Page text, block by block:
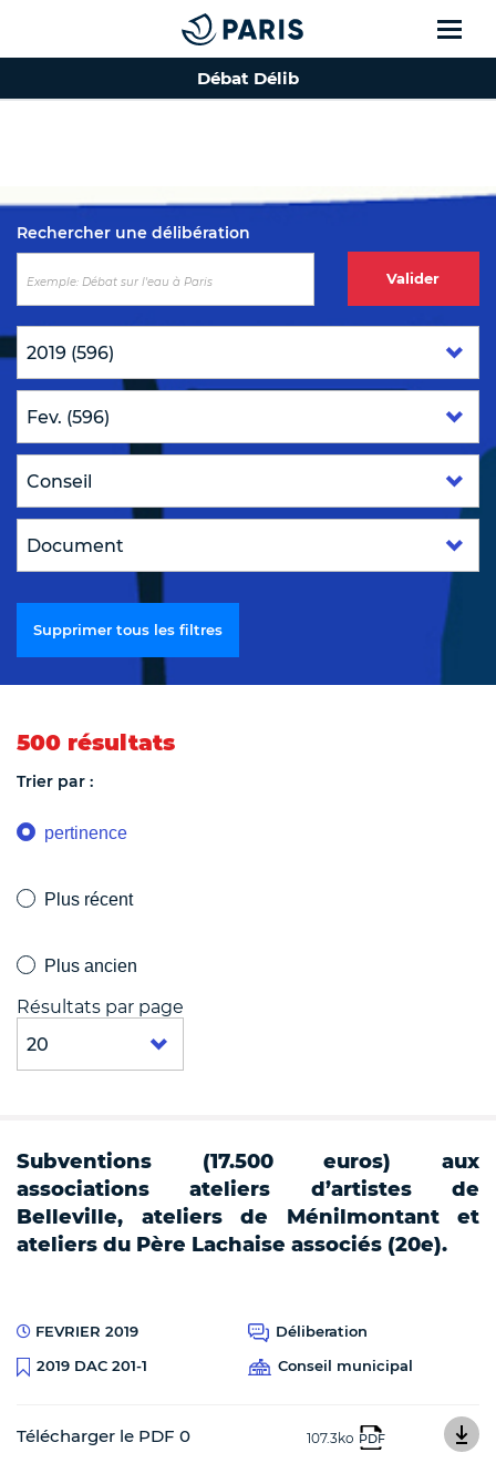
Top of the page
Débat Délib
Rechercher une délibération
Valider
Supprimer tous les filtres
500 résultats
Trier par :
pertinence
Plus récent
Plus ancien
Résultats par page
Subventions (17.500 euros) aux
associations ateliers d’artistes de
Belleville, ateliers de Ménilmontant et
ateliers du Père Lachaise associés (20e).
FEVRIER 2019
Déliberation
2019 DAC 201-1
Conseil municipal
Télécharger le PDF 0 107.3ko PDF